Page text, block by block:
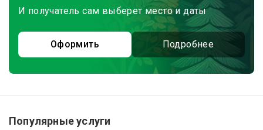
И получатель сам выберет место и даты
Оформить Подробнее
Популярные услуги